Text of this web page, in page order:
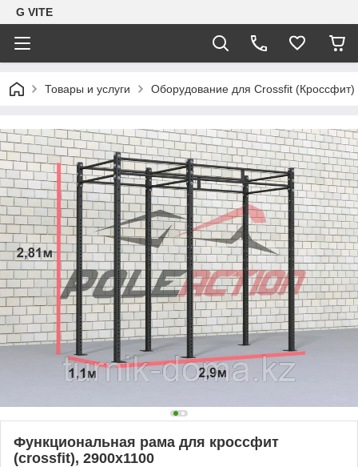
G VITE
Товары и услуги Оборудование для Crossfit (Кроссфит)
Функциональная рама для кроссфит
(crossfit), 2900х1100